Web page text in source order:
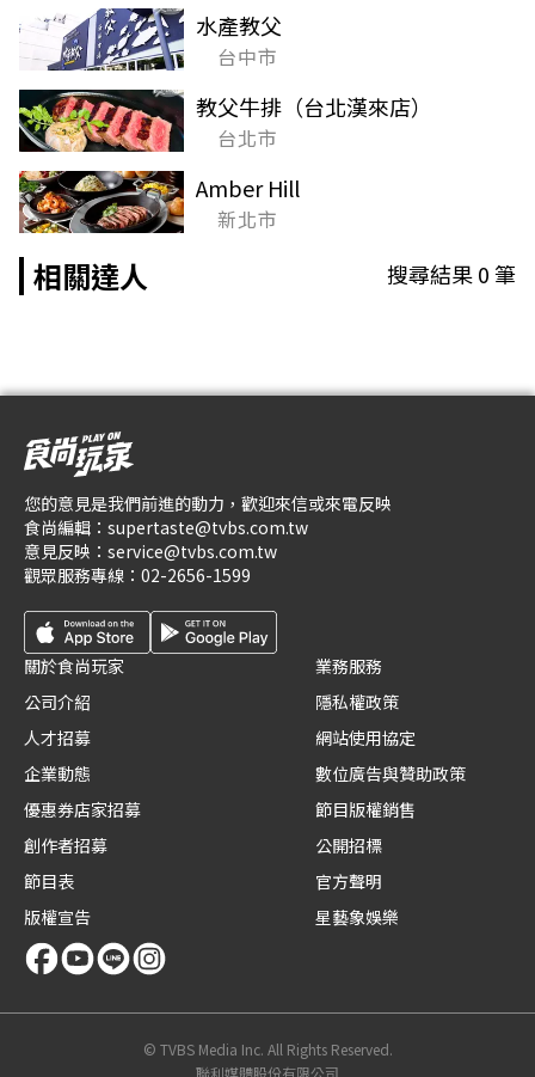
水產教父
台中市
教父牛排（台北漢來店）
台北市
Amber Hill
新北市
相關達人 搜尋結果0筆
您的意見是我們前進的動力，歡迎來信或來電反映
食尚編輯： supertaste@tvbs.com.tw
意見反映： service@tvbs.com.tw
觀眾服務專線： 02-2656-1599
關於食尚玩家
公司介紹
人才招募
企業動態
優惠券店家招募
創作者招募
節目表
版權宣告
業務服務
隱私權政策
網站使用協定
數位廣告與贊助政策
節目版權銷售
公開招標
官方聲明
星藝象娛樂
© TVBS Media Inc. All Rights Reserved.
聯利媒體股份有限公司